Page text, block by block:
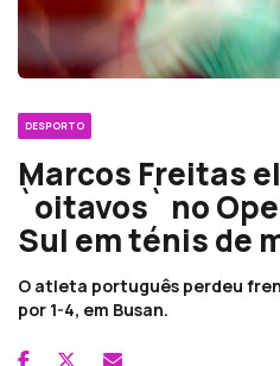
DESPORTO
Marcos Freitas
`oitavos` no
Sul em ténis de
O atleta português perdeu
por 1-4, em Busan.